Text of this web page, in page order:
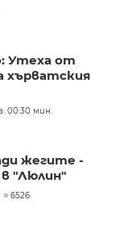
Утеха от
хърватския
00:30 мин.
жегите -
в "Люлин"
6526